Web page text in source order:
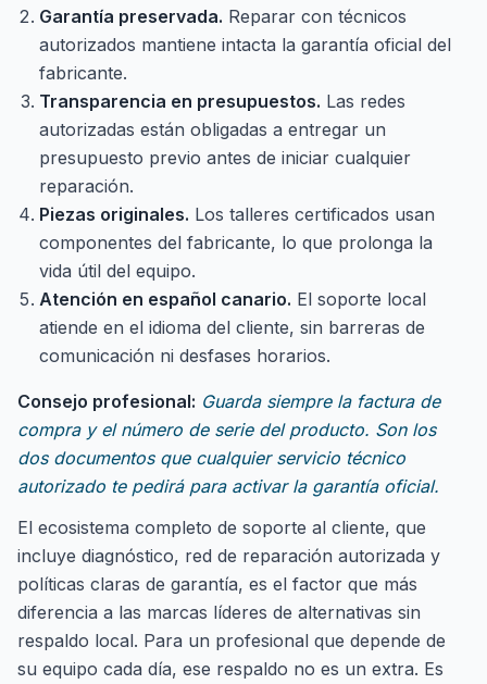
Garantía preservada. Reparar con técnicos
autorizados mantiene intacta la garantía oficial del
fabricante.
Transparencia en presupuestos. Las redes
autorizadas están obligadas a entregar un
presupuesto previo antes de iniciar cualquier
reparación.
Piezas originales. Los talleres certificados usan
componentes del fabricante, lo que prolonga la
vida útil del equipo.
Atención en español canario. El soporte local
atiende en el idioma del cliente, sin barreras de
comunicación ni desfases horarios.
Consejo profesional: Guarda siempre la factura de
compra y el número de serie del producto. Son los
dos documentos que cualquier servicio técnico
autorizado te pedirá para activar la garantía oficial.
El ecosistema completo de soporte al cliente, que
incluye diagnóstico, red de reparación autorizada y
políticas claras de garantía, es el factor que más
diferencia a las marcas líderes de alternativas sin
respaldo local. Para un profesional que depende de
su equipo cada día, ese respaldo no es un extra. Es